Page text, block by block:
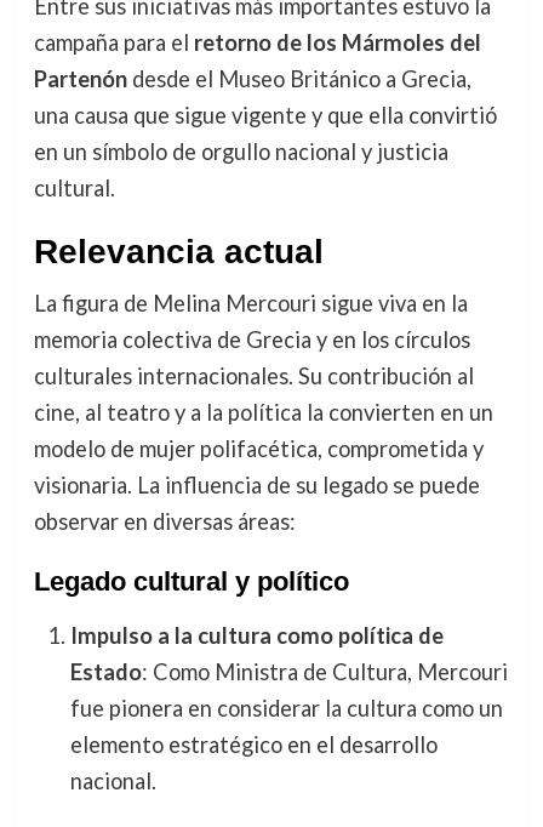
Entre sus iniciativas más importantes estuvo la
campaña para el retorno de los Mármoles del
Partenóndesde el Museo Británico a Grecia,
una causa que sigue vigente y que ella convirtió
en un símbolo de orgullo nacional y justicia
cultural.
Relevancia actual
La figura de Melina Mercouri sigue viva en la
memoria colectiva de Grecia y en los círculos
culturales internacionales. Su contribución al
cine, al teatro y a la política la convierten en un
modelo de mujer polifacética, comprometida y
visionaria. La influencia de su legado se puede
observar en diversas áreas:
Legado cultural y político
Impulso a la cultura como política de
Estado: Como Ministra de Cultura, Mercouri
fue pionera en considerar la cultura como un
elemento estratégico en el desarrollo
nacional.